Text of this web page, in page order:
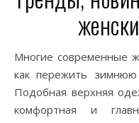
Многие современные женщины уже не представляют,
как пережить зимнюю
Подобная верхняя
комфортная и